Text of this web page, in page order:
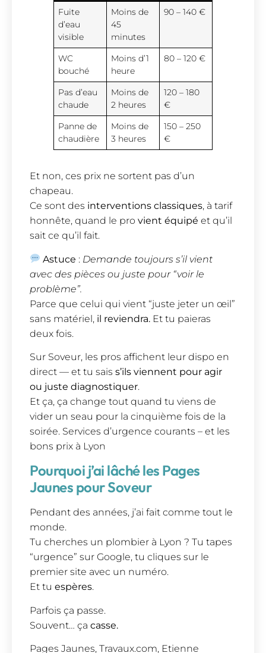
Fuite
d’eau
visible
Moins de
45
minutes
90 – 140 €
WC
bouché
Moins d’1
heure
80 – 120 €
Pas d’eau
chaude
Moins de
2 heures
120 – 180
€
Panne de
chaudière
Moins de
3 heures
150 – 250
€
Et non, ces prix ne sortent pas d’un
chapeau.
Ce sont des interventions classiques, à tarif
honnête, quand le pro vient équipé et qu’il
sait ce qu’il fait.
Astuce : Demande toujours s’il vient
avec des pièces ou juste pour “voir le
problème”.
Parce que celui qui vient “juste jeter un œil”
sans matériel, il reviendra. Et tu paieras
deux fois.
Sur Soveur, les pros affichent leur dispo en
direct — et tu sais s’ils viennent pour agir
ou juste diagnostiquer.
Et ça, ça change tout quand tu viens de
vider un seau pour la cinquième fois de la
soirée. Services d’urgence courants – et les
bons prix à Lyon
Pourquoi j’ai lâché les Pages
Jaunes pour Soveur
Pendant des années, j’ai fait comme tout le
monde.
Tu cherches un plombier à Lyon ? Tu tapes
“urgence” sur Google, tu cliques sur le
premier site avec un numéro.
Et tu espères.
Parfois ça passe.
Souvent… ça casse.
Pages Jaunes, Travaux.com, Etienne